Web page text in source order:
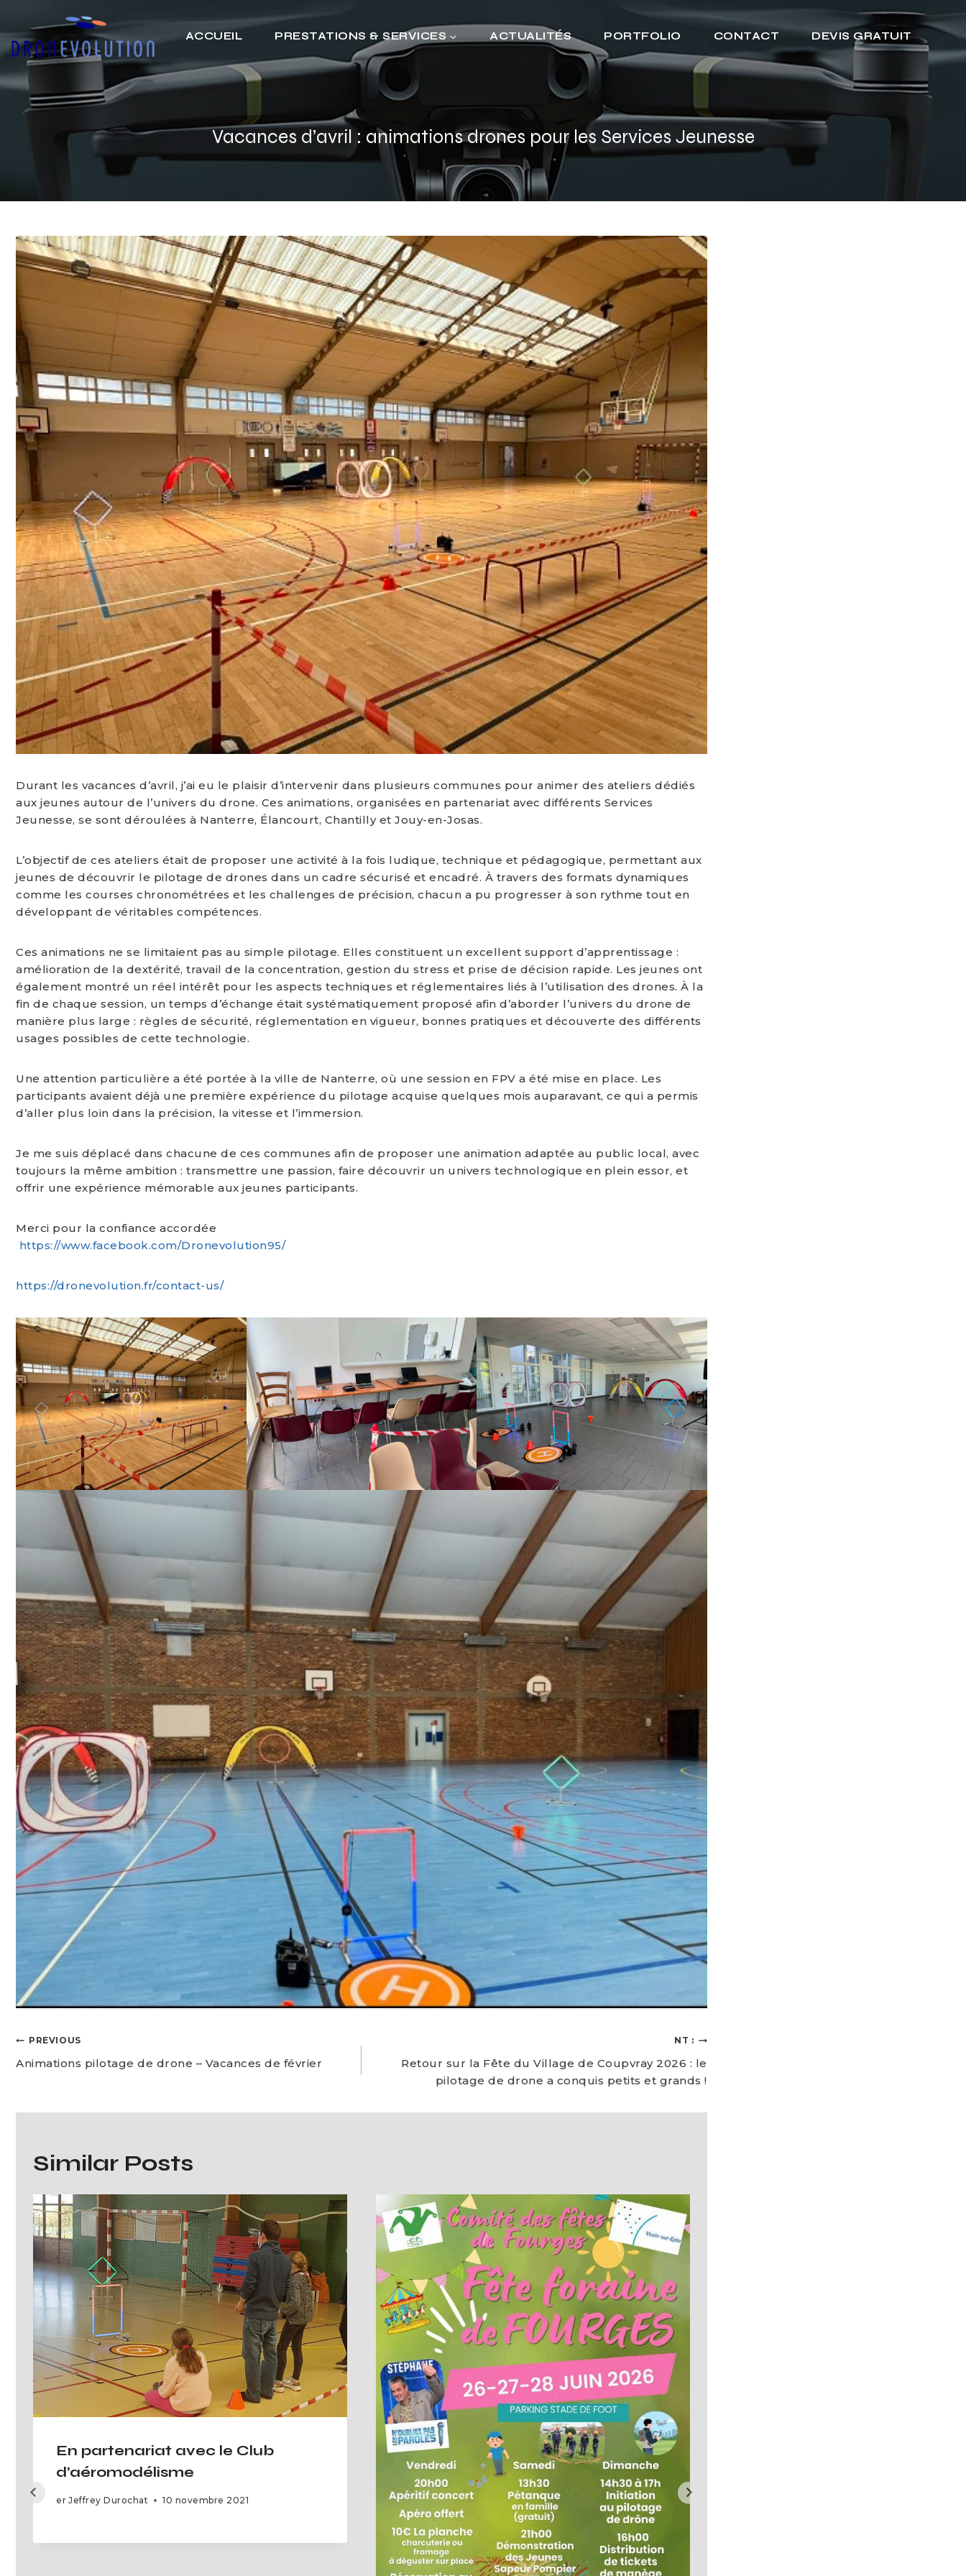
ACCUEIL PRESTATIONS & SERVICES ACTUALITÉS PORTFOLIO CONTACT DEVIS GRATUIT
Vacances d’avril : animations drones pour les Services Jeunesse
Durant les vacances d’avril, j’ai eu le plaisir d’intervenir dans plusieurs communes pour animer des ateliers dédiés
aux jeunes autour de l’univers du drone. Ces animations, organisées en partenariat avec différents Services
Jeunesse, se sont déroulées à Nanterre, Élancourt, Chantilly et Jouy-en-Josas.
L’objectif de ces ateliers était de proposer une activité à la fois ludique, technique et pédagogique, permettant aux
jeunes de découvrir le pilotage de drones dans un cadre sécurisé et encadré. À travers des formats dynamiques
comme les courses chronométrées et les challenges de précision, chacun a pu progresser à son rythme tout en
développant de véritables compétences.
Ces animations ne se limitaient pas au simple pilotage. Elles constituent un excellent support d’apprentissage :
amélioration de la dextérité, travail de la concentration, gestion du stress et prise de décision rapide. Les jeunes ont
également montré un réel intérêt pour les aspects techniques et réglementaires liés à l’utilisation des drones. À la
fin de chaque session, un temps d’échange était systématiquement proposé afin d’aborder l’univers du drone de
manière plus large : règles de sécurité, réglementation en vigueur, bonnes pratiques et découverte des différents
usages possibles de cette technologie.
Une attention particulière a été portée à la ville de Nanterre, où une session en FPV a été mise en place. Les
participants avaient déjà une première expérience du pilotage acquise quelques mois auparavant, ce qui a permis
d’aller plus loin dans la précision, la vitesse et l’immersion.
Je me suis déplacé dans chacune de ces communes afin de proposer une animation adaptée au public local, avec
toujours la même ambition : transmettre une passion, faire découvrir un univers technologique en plein essor, et
offrir une expérience mémorable aux jeunes participants.
Merci pour la confiance accordée
https://www.facebook.com/Dronevolution95/
https://dronevolution.fr/contact-us/
PREVIOUS
Animations pilotage de drone – Vacances de février
NT :
Retour sur la Fête du Village de Coupvray 2026 : le
pilotage de drone a conquis petits et grands !
Similar Posts
En partenariat avec le Club
d’aéromodélisme
er Jeffrey Durochat 10 novembre 2021